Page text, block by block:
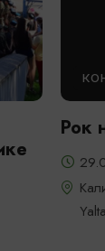
Рок
Yalta